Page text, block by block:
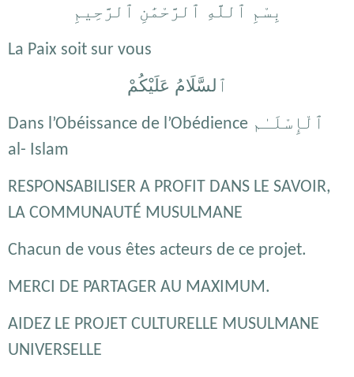
بِسْمِ ٱللَّهِ ٱلرَّحْمَٰنِ ٱلرَّحِيمِ
La Paix soit sur vous
ٱلسَّلَامُ عَلَيْكُمْ
Dans l’Obéissance de l’Obédience ٱلْإِسْلَـٰم
al- Islam
RESPONSABILISER A PROFIT DANS LE SAVOIR,
LA COMMUNAUTÉ MUSULMANE
Chacun de vous êtes acteurs de ce projet.
MERCI DE PARTAGER AU MAXIMUM.
AIDEZ LE PROJET CULTURELLE MUSULMANE
UNIVERSELLE